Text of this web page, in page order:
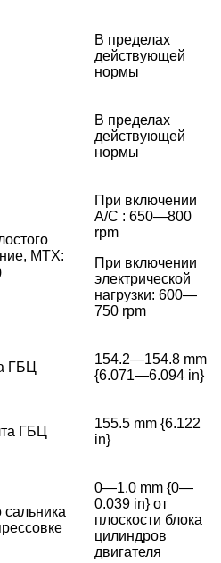
В пределах
действующей
нормы
В пределах
действующей
нормы
MTX:
При включении
A/C : 650—800
rpm
При включении
электрической
нагрузки: 600—
750 rpm
ГБЦ
154.2—154.8 mm
{6.071—6.094 in}
ГБЦ
155.5 mm {6.122
in}
сальника
0—1.0 mm {0—
0.039 in} от
плоскости блока
цилиндров
двигателя